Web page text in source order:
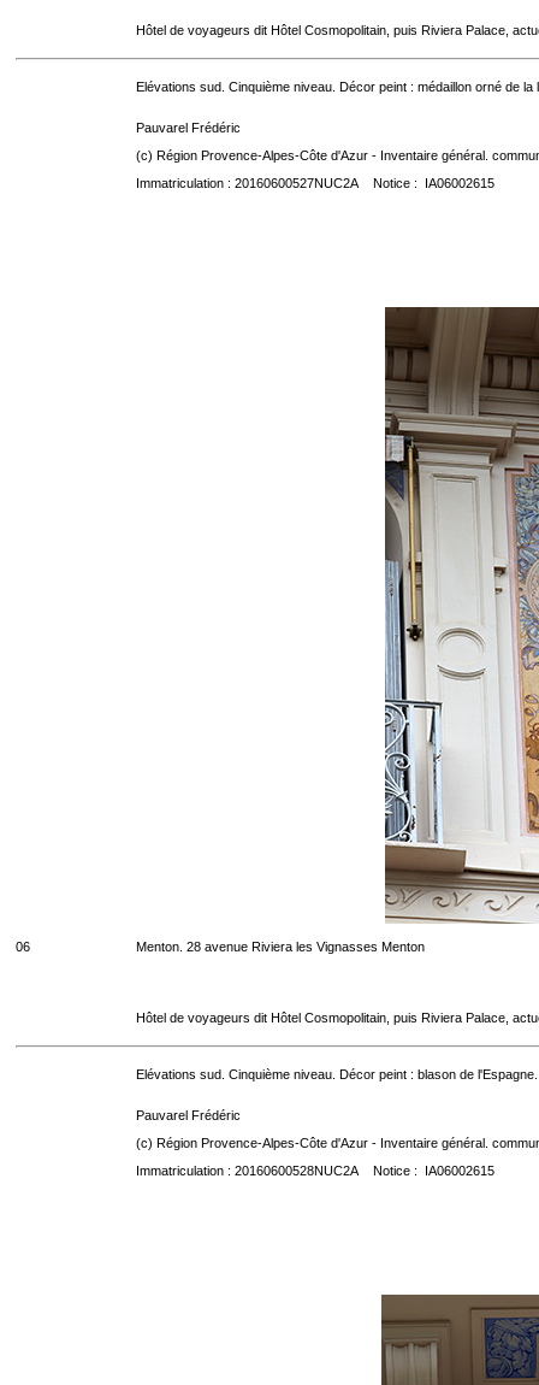
Hôtel de voyageurs dit Hôtel Cosmopolitain, puis Riviera Palace,
Elévations sud. Cinquième niveau. Décor peint : médaillon orné de la
Pauvarel Frédéric
(c) Région Provence-Alpes-Côte d'Azur - Inventaire général.
Immatriculation : 20160600527NUC2A Notice : IA06002615
06 Menton. 28 avenue Riviera les Vignasses Menton
Hôtel de voyageurs dit Hôtel Cosmopolitain, puis Riviera Palace,
Elévations sud. Cinquième niveau. Décor peint : blason de l'Espagne.
Pauvarel Frédéric
(c) Région Provence-Alpes-Côte d'Azur - Inventaire général.
Immatriculation : 20160600528NUC2A Notice : IA06002615